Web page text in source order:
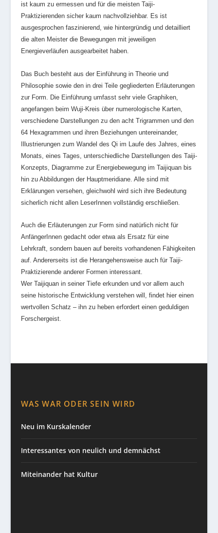
ist kaum zu ermessen und für die meisten Taiji-
Praktizierenden sicher kaum nachvollziehbar. Es ist
ausgesprochen faszinierend, wie hintergründig und detailliert
die alten Meister die Bewegungen mit jeweiligen
Energieverläufen ausgearbeitet haben.
Das Buch besteht aus der Einführung in Theorie und
Philosophie sowie den in drei Teile gegliederten Erläuterungen
zur Form. Die Einführung umfasst sehr viele Graphiken,
angefangen beim Wuji-Kreis über numerologische Karten,
verschiedene Darstellungen zu den acht Trigrammen und den
64 Hexagrammen und ihren Beziehungen untereinander,
Illustrierungen zum Wandel des Qi im Laufe des Jahres, eines
Monats, eines Tages, unterschiedliche Darstellungen des Taiji-
Konzepts, Diagramme zur Energiebewegung im Taijiquan bis
hin zu Abbildungen der Hauptmeridiane. Alle sind mit
Erklärungen versehen, gleichwohl wird sich ihre Bedeutung
sicherlich nicht allen LeserInnen vollständig erschließen.
Auch die Erläuterungen zur Form sind natürlich nicht für
AnfängerInnen gedacht oder etwa als Ersatz für eine
Lehrkraft, sondern bauen auf bereits vorhandenen Fähigkeiten
auf. Andererseits ist die Herangehensweise auch für Taiji-
Praktizierende anderer Formen interessant.
Wer Taijiquan in seiner Tiefe erkunden und vor allem auch
seine historische Entwicklung verstehen will, findet hier einen
wertvollen Schatz – ihn zu heben erfordert einen geduldigen
Forschergeist.
WAS WAR ODER SEIN WIRD
Neu im Kurskalender
Interessantes von neulich und demnächst
Miteinander hat Kultur